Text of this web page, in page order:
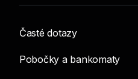
Časté dotazy
Pobočky a bankomaty